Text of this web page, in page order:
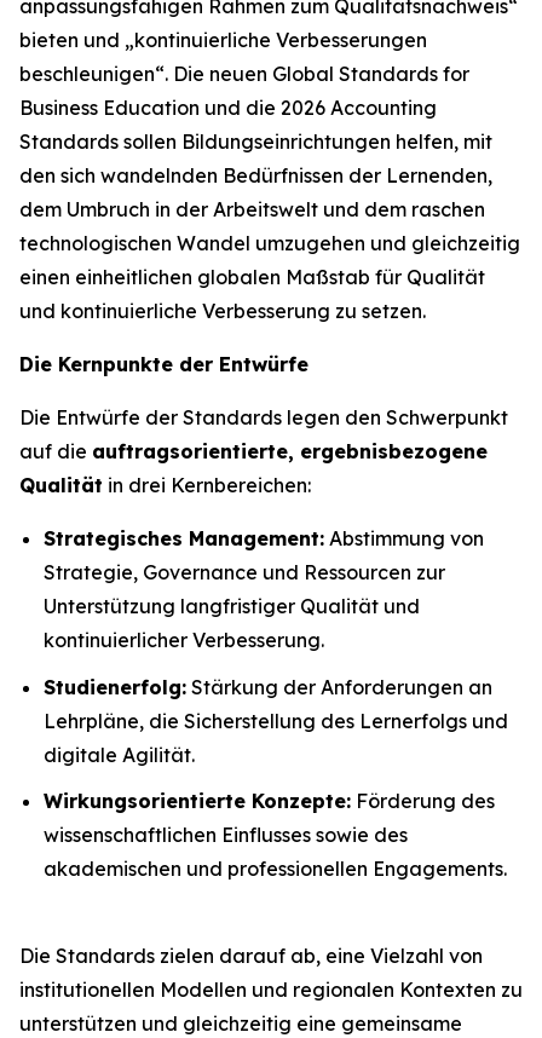
anpassungsfähigen Rahmen zum Qualitätsnachweis“
bieten und „kontinuierliche Verbesserungen
beschleunigen“. Die neuen Global Standards for
Business Education und die 2026 Accounting
Standards sollen Bildungseinrichtungen helfen, mit
den sich wandelnden Bedürfnissen der Lernenden,
dem Umbruch in der Arbeitswelt und dem raschen
technologischen Wandel umzugehen und gleichzeitig
einen einheitlichen globalen Maßstab für Qualität
und kontinuierliche Verbesserung zu setzen.
Die Kernpunkte der Entwürfe
Die Entwürfe der Standards legen den Schwerpunkt
auf die auftragsorientierte, ergebnisbezogene
Qualität in drei Kernbereichen:
Strategisches Management: Abstimmung von
Strategie, Governance und Ressourcen zur
Unterstützung langfristiger Qualität und
kontinuierlicher Verbesserung.
Studienerfolg: Stärkung der Anforderungen an
Lehrpläne, die Sicherstellung des Lernerfolgs und
digitale Agilität.
Wirkungsorientierte Konzepte: Förderung des
wissenschaftlichen Einflusses sowie des
akademischen und professionellen Engagements.
Die Standards zielen darauf ab, eine Vielzahl von
institutionellen Modellen und regionalen Kontexten zu
unterstützen und gleichzeitig eine gemeinsame